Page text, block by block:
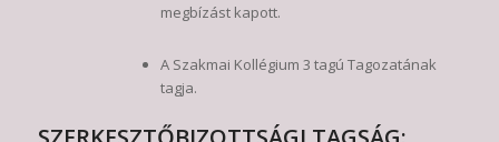
megbízást kapott.
A Szakmai Kollégium 3 tagú Tagozatának
tagja.